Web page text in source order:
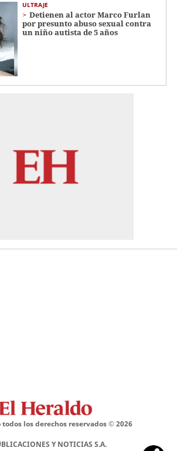
ULTRAJE
Detienen al actor Marco Furlan
por presunto abuso sexual contra
un niño autista de 5 años
todos los derechos reservados ©2026
Y NOTICIAS S.A.